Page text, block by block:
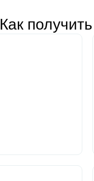
Как